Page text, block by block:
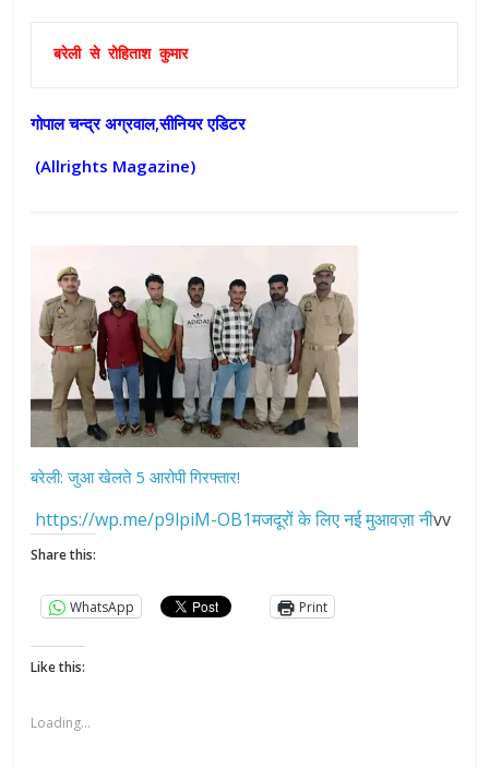
बरेली से रोहिताश कुमार
गोपाल चन्द्र अग्रवाल,सीनियर एडिटर
(Allrights Magazine)
बरेली: जुआ खेलते 5 आरोपी गिरफ्तार!
https://wp.me/p9lpiM-OB1मजदूरों के लिए नई मुआवज़ा नीvv
Share this:
WhatsApp Print
Like this:
Loading...